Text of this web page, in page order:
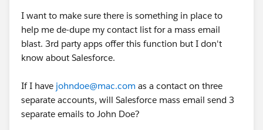
I want to make sure there is something in place to
help me de-dupe my contact list for a mass email
blast. 3rd party apps offer this function but I don't
know about Salesforce.
If I have johndoe@mac.com as a contact on three
separate accounts, will Salesforce mass email send 3
separate emails to John Doe?